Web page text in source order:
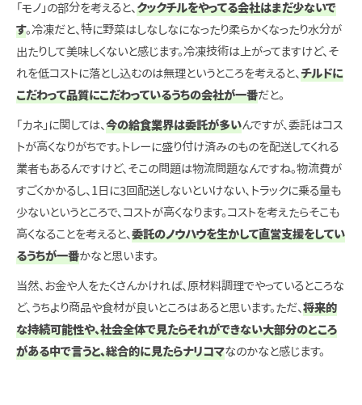
「モノ」の部分を考えると、 クックチルをやってる会社はまだ少ないで
す。冷凍だと、特に野菜はしなしなになったり柔らかくなったり水分が
出たりして美味しくないと感じます。冷凍技術は上がってますけど、そ
れを低コストに落とし込むのは無理というところを考えると、 チルドに
こだわって品質にこだわっているうちの会社が一番だと。
「カネ」に関しては、 今の給食業界は委託が多いんですが、委託はコス
トが高くなりがちです。トレーに盛り付け済みのものを配送してくれる
業者もあるんですけど、そこの問題は物流問題なんですね。物流費が
すごくかかるし、1日に3回配送しないといけない、トラックに乗る量も
少ないというところで、コストが高くなります。コストを考えたらそこも
高くなることを考えると、 委託のノウハウを生かして直営支援をしてい
るうちが一番かなと思います。
当然、お金や人をたくさんかければ、原材料調理でやっているところな
ど、うちより商品や食材が良いところはあると思います。ただ、 将来的
な持続可能性や、社会全体で見たらそれができない大部分のところ
がある中で言うと、総合的に見たらナリコマなのかなと感じます。